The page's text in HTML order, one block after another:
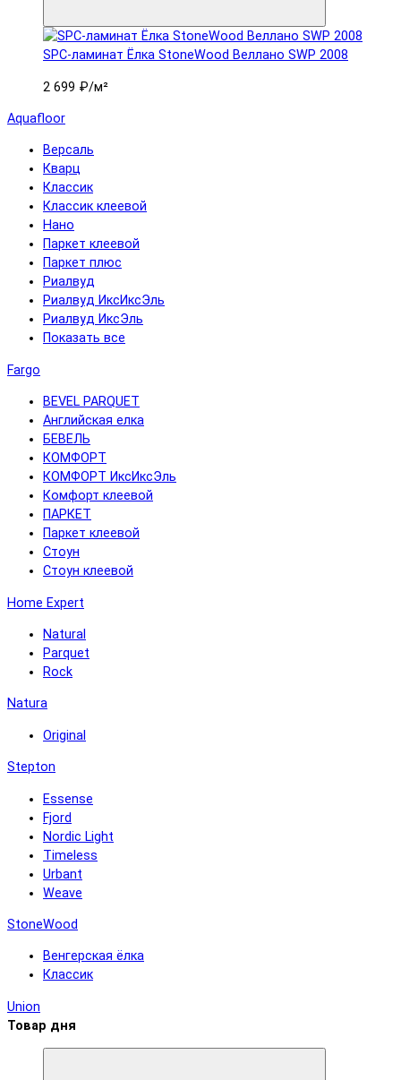
SPC-ламинат Ëлка StoneWood Веллано SWP 2008
2 699 ₽/м²
Aquafloor
Версаль
Кварц
Классик
Классик клеевой
Нано
Паркет клеевой
Паркет плюс
Риалвуд
Риалвуд ИксИксЭль
Риалвуд ИксЭль
Показать все
Fargo
BEVEL PARQUET
Английская елка
БЕВЕЛЬ
КОМФОРТ
КОМФОРТ ИксИксЭль
Комфорт клеевой
ПАРКЕТ
Паркет клеевой
Стоун
Стоун клеевой
Home Expert
Natural
Parquet
Rock
Natura
Original
Stepton
Essense
Fjord
Nordic Light
Timeless
Urbant
Weave
StoneWood
Венгерская ёлка
Классик
Union
Товар дня